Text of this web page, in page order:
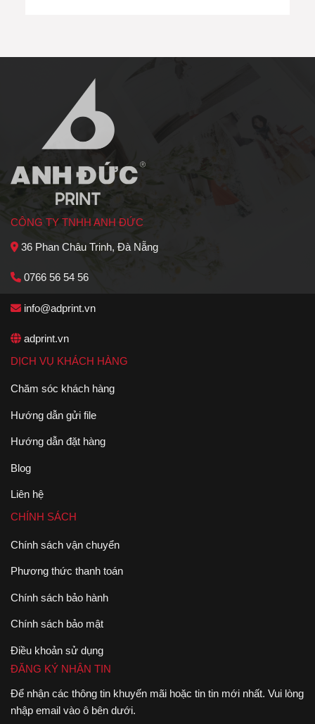
CÔNG TY TNHH ANH ĐỨC
36 Phan Châu Trinh, Đà Nẵng
0766 56 54 56
info@adprint.vn
adprint.vn
DỊCH VỤ KHÁCH HÀNG
Chăm sóc khách hàng
Hướng dẫn gửi file
Hướng dẫn đặt hàng
Blog
Liên hệ
CHÍNH SÁCH
Chính sách vận chuyển
Phương thức thanh toán
Chính sách bảo hành
Chính sách bảo mật
Điều khoản sử dụng
ĐĂNG KÝ NHẬN TIN
Để nhận các thông tin khuyến mãi hoặc tin tin mới nhất. Vui lòng
nhập email vào ô bên dưới.